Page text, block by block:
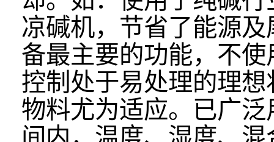
凉碱机，节省了能源
备最主要的功能，不
控制处于易处理的理
物料尤为适应。已广